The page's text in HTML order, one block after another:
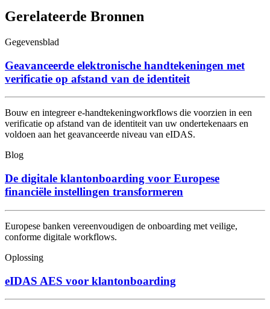
Gerelateerde Bronnen
Gegevensblad
Geavanceerde elektronische handtekeningen met
verificatie op afstand van de identiteit
Bouw en integreer e-handtekeningworkflows die voorzien in een
verificatie op afstand van de identiteit van uw ondertekenaars en
voldoen aan het geavanceerde niveau van eIDAS.
Blog
De digitale klantonboarding voor Europese
financiële instellingen transformeren
Europese banken vereenvoudigen de onboarding met veilige,
conforme digitale workflows.
Oplossing
eIDAS AES voor klantonboarding